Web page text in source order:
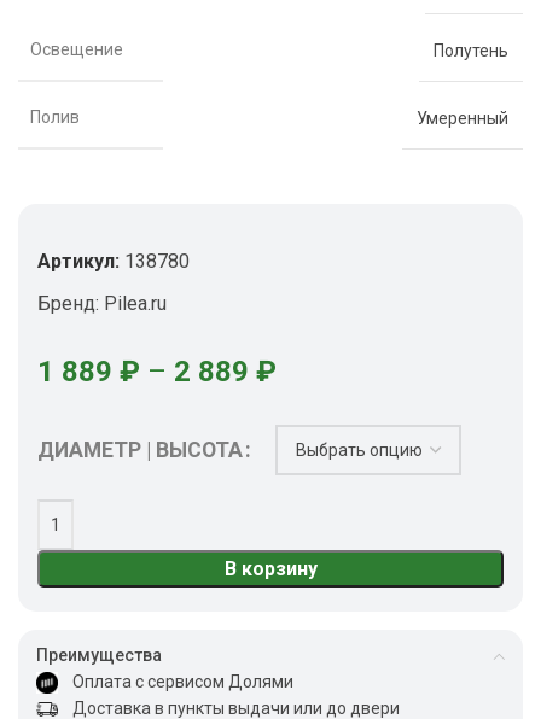
Освещение Полутень
Полив Умеренный
Артикул: 138780
Бренд: Pilea.ru
1 889 ₽ – 2 889 ₽
ДИАМЕТР | ВЫСОТА
В корзину
Преимущества
Оплата с сервисом Долями
Доставка в пункты выдачи или до двери